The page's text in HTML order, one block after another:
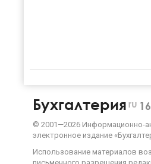
Бухгалтерия ru
© 2001—2026 Информационно-
электронное издание
Использование материалов